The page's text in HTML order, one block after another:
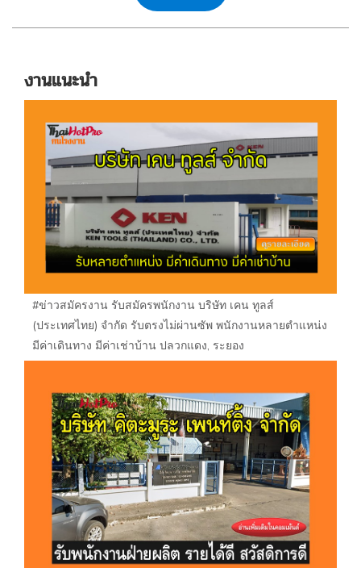
งานแนะนำ
#ข่าวสมัครงาน รับสมัครพนักงาน บริษัท เคน ทูลส์
(ประเทศไทย) จำกัด รับตรงไม่ผ่านซัพ พนักงานหลายตำแหน่ง
มีค่าเดินทาง มีค่าเช่าบ้าน ปลวกแดง, ระยอง